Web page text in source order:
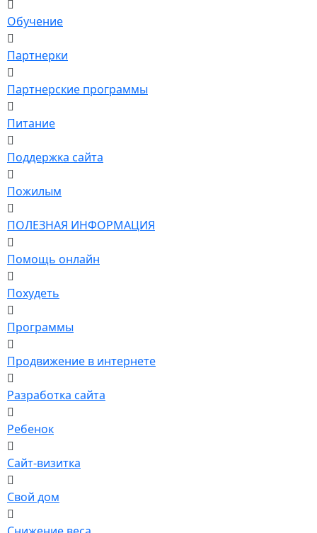
Обучение
Партнерки
Партнерские программы
Питание
Поддержка сайта
Пожилым
ПОЛЕЗНАЯ ИНФОРМАЦИЯ
Помощь онлайн
Похудеть
Программы
Продвижение в интернете
Разработка сайта
Ребенок
Сайт-визитка
Свой дом